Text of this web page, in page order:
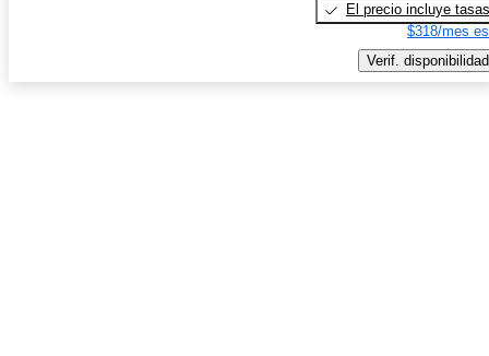
El precio incluye tasas
$318/mes
Verif. disponibilidad